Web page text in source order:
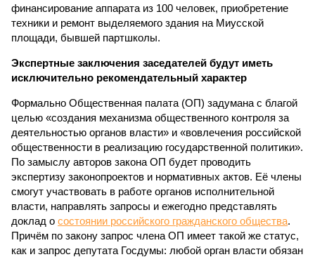
финансирование аппарата из 100 человек, приобретение
техники и ремонт выделяемого здания на Миусской
площади, бывшей партшколы.
Экспертные заключения заседателей будут иметь
исключительно рекомендательный характер
Формально Общественная палата (ОП) задумана с благой
целью «создания механизма общественного контроля за
деятельностью органов власти» и «вовлечения российской
общественности в реализацию государственной политики».
По замыслу авторов закона ОП будет проводить
экспертизу законопроектов и нормативных актов. Её члены
смогут участвовать в работе органов исполнительной
власти, направлять запросы и ежегодно представлять
доклад о состоянии российского гражданского общества.
Причём по закону запрос члена ОП имеет такой же статус,
как и запрос депутата Госдумы: любой орган власти обязан